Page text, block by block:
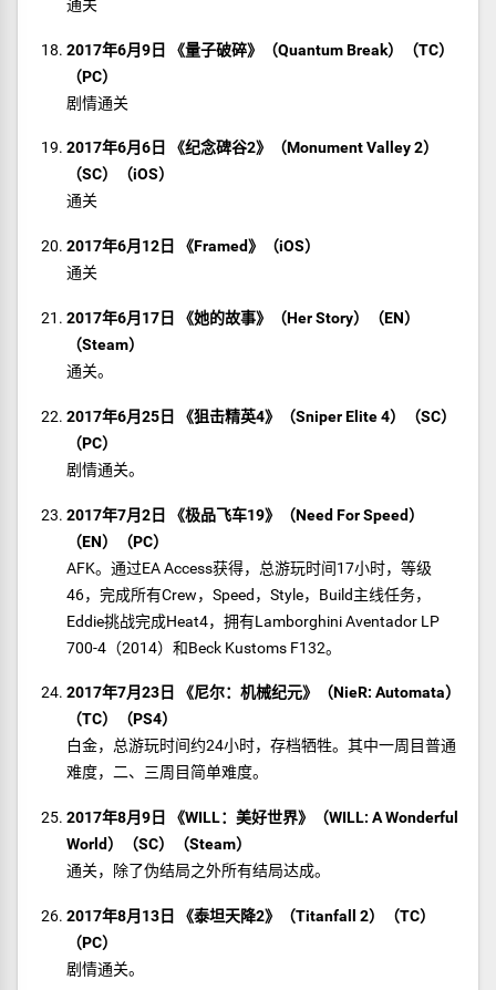
通关
2017年6月9日 《量子破碎》（Quantum Break）（TC）
（PC）
剧情通关
2017年6月6日 《纪念碑谷2》（Monument Valley 2）
（SC）（iOS）
通关
2017年6月12日 《Framed》（iOS）
通关
2017年6月17日 《她的故事》（Her Story）（EN）
（Steam）
通关。
2017年6月25日 《狙击精英4》（Sniper Elite 4）（SC）
（PC）
剧情通关。
2017年7月2日 《极品飞车19》（Need For Speed）
（EN）（PC）
AFK。通过EA Access获得，总游玩时间17小时，等级
46，完成所有Crew，Speed，Style，Build主线任务，
Eddie挑战完成Heat4，拥有Lamborghini Aventador LP
700-4（2014）和Beck Kustoms F132。
2017年7月23日 《尼尔：机械纪元》（NieR: Automata）
（TC）（PS4）
白金，总游玩时间约24小时，存档牺牲。其中一周目普通
难度，二、三周目简单难度。
2017年8月9日 《WILL：美好世界》（WILL: A Wonderful
World）（SC）（Steam）
通关，除了伪结局之外所有结局达成。
2017年8月13日 《泰坦天降2》（Titanfall 2）（TC）
（PC）
剧情通关。